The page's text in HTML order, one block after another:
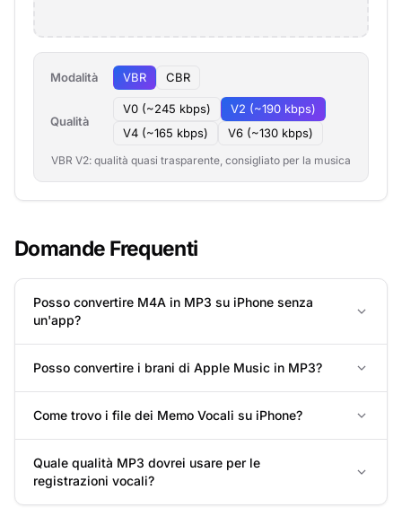
Modalità VBR CBR
Qualità
V0 (~245 kbps)
V2 (~190 kbps)
V4 (~165 kbps)
V6 (~130 kbps)
VBR V2: qualità quasi trasparente, consigliato per la musica
Domande Frequenti
Posso convertire M4A in MP3 su iPhone senza
un'app?
Posso convertire i brani di Apple Music in MP3?
Come trovo i file dei Memo Vocali su iPhone?
Quale qualità MP3 dovrei usare per le
registrazioni vocali?